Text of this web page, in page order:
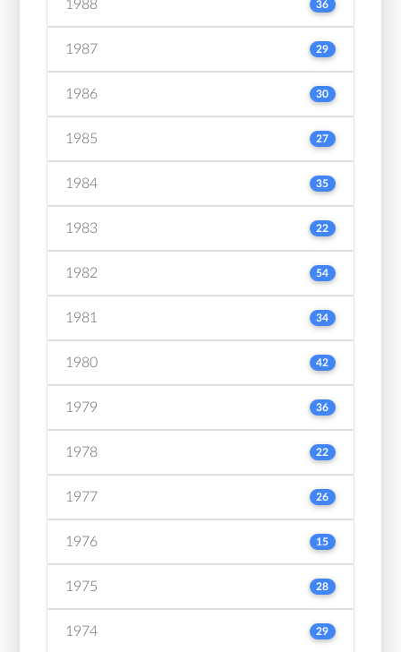
1988 36
1987 29
1986 30
1985 27
1984 35
1983 22
1982 54
1981 34
1980 42
1979 36
1978 22
1977 26
1976 15
1975 28
1974 29